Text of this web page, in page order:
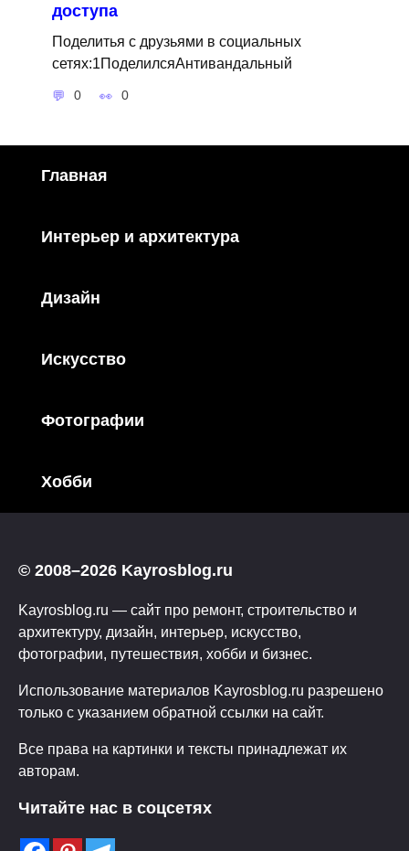
доступа
Поделитья с друзьями в социальных
сетях:1ПоделилсяАнтивандальный
0 0
Главная
Интерьер и архитектура
Дизайн
Искусство
Фотографии
Хобби
© 2008–2026 Kayrosblog.ru
Kayrosblog.ru — сайт про ремонт, строительство и
архитектуру, дизайн, интерьер, искусство,
фотографии, путешествия, хобби и бизнес.
Использование материалов Kayrosblog.ru разрешено
только с указанием обратной ссылки на сайт.
Все права на картинки и тексты принадлежат их
авторам.
Читайте нас в соцсетях